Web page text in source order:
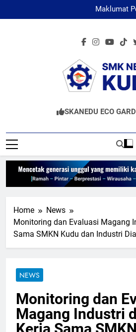
to
Maklumat
Maklumat
Maklumat Pelayanan
Maklumat
SMKN
SKANEDU ECO
Home
News
Monitoring dan Evaluasi Magang
Sama SMKN Kudu dan Industri
NEWS
Monitoring dan
Magang Industri